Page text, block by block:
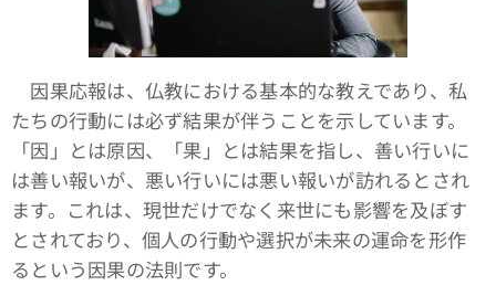
因果応報は、仏教における基本的な教えであり、私
たちの行動には必ず結果が伴うことを示しています。
「因」とは原因、「果」とは結果を指し、善い行いに
は善い報いが、悪い行いには悪い報いが訪れるとされ
ます。これは、現世だけでなく来世にも影響を及ぼす
とされており、個人の行動や選択が未来の運命を形作
るという因果の法則です。